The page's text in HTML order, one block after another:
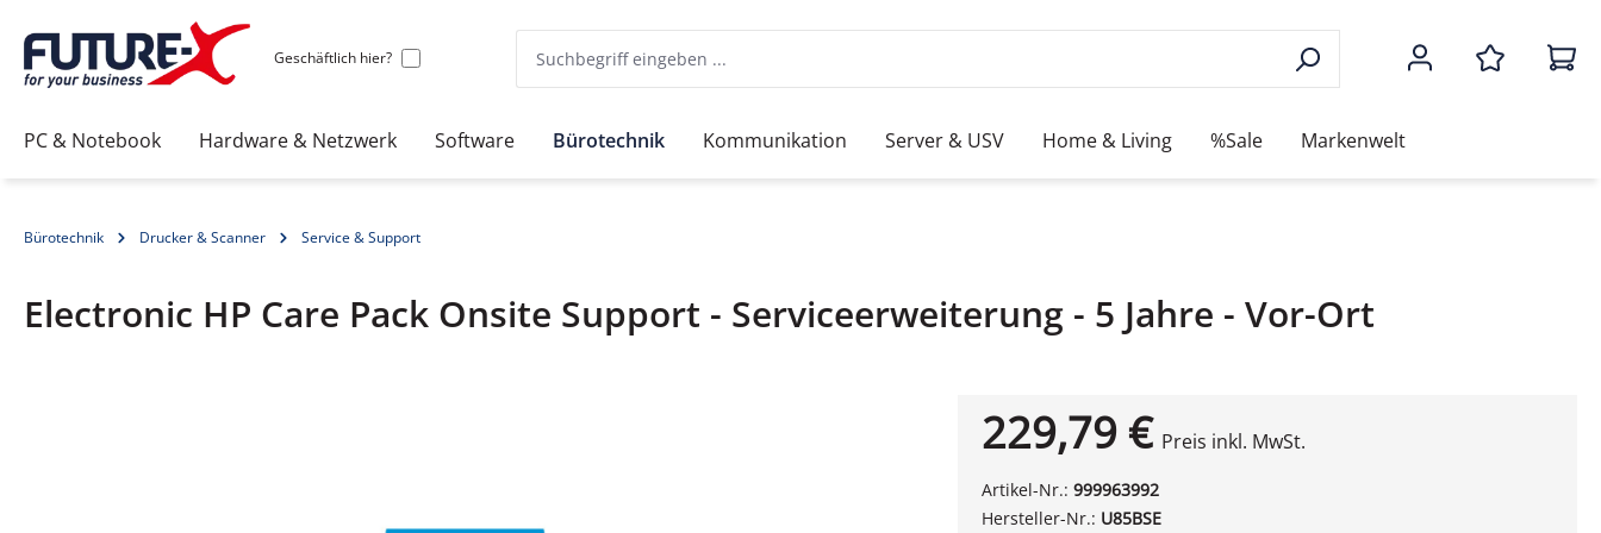
Geschäftlich hier?
PC & Notebook Hardware & Netzwerk Software Bürotechnik Kommunikation Server & USV Home & Living %Sale Markenwelt
Bürotechnik Drucker & Scanner Service & Support
Electronic HP Care Pack Onsite Support - Serviceerweiterung - 5 Jahre - Vor-Ort
229,79 € Preis inkl. MwSt.
Artikel-Nr.: 999963992
Hersteller-Nr.: U85BSE